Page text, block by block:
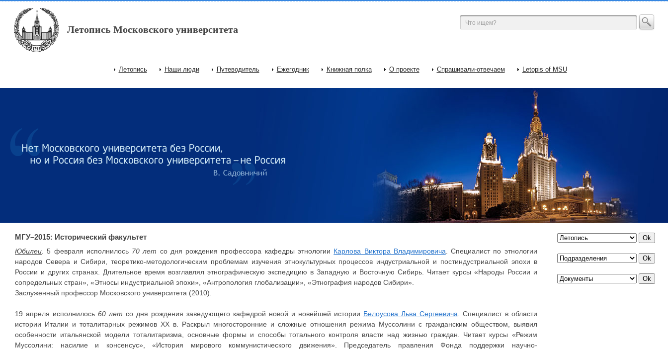
Перейти к основному содержанию
Летопись Московского университета
Главное меню
Летопись Наши люди Путеводитель Ежегодник Книжная полка О проекте Спрашивали-отвечаем Letopis of MSU
МГУ–2015: Исторический факультет
Юбилеи . 5 февраля исполнилось 70 лет со дня рождения профессора кафедры этнологии Карлова Виктора Владимировича . Специалист по этнологии
народов Севера и Сибири, теоретико-методологическим проблемам изучения этнокультурных процессов индустриальной и постиндустриальной эпохи в
России и других странах. Длительное время возглавлял этнографическую экспедицию в Западную и Восточную Сибирь. Читает курсы «Народы России и
сопредельных стран», «Этносы индустриальной эпохи», «Антропология глобализации», «Этнография народов Сибири».
Заслуженный профессор Московского университета (2010).
19 апреля исполнилось 60 лет со дня рождения заведующего кафедрой новой и новейшей истории Белоусова Льва Сергеевича . Специалист в области
истории Италии и тоталитарных режимов XX в. Раскрыл многосторонние и сложные отношения режима Муссолини с гражданским обществом, выявил
особенности итальянской модели тоталитаризма, основные формы и способы тотального контроля власти над жизнью граждан. Читает курсы «Режим
Муссолини: насилие и консенсус», «История мирового коммунистического движения». Председатель правления Фонда поддержки научно-